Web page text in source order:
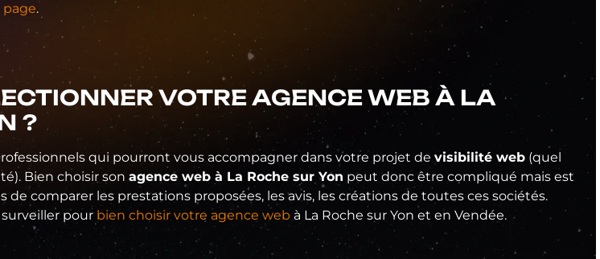
.
VOTRE AGENCE WEB À LA
?
qui pourront vous accompagner dans votre projet de visibilité web (quel
Bien choisir son agence web à La Roche sur Yon peut donc être compliqué mais est
comparer les prestations proposées, les avis, les créations de toutes ces sociétés.
pour bien choisir votre agence web à La Roche sur Yon et en Vendée.